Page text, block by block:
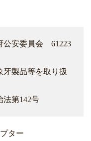
安委員会 61223
牙製品等を取り扱
第142号
ター